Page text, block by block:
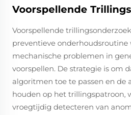
Voorspellende
Voorspellende
preventieve onderhoudsroutine
mechanische problemen in
voorspellen. De strategie is om
algoritmen toe te passen en de
houden op het trillingspatroon,
vroegtijdig detecteren van